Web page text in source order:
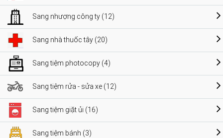
Sang nhượng công ty (12)
Sang nhà thuốc tây (20)
Sang tiệm photocopy (4)
Sang tiệm rửa - sửa xe (12)
Sang tiệm giặt ủi (16)
Sang tiệm bánh (3)